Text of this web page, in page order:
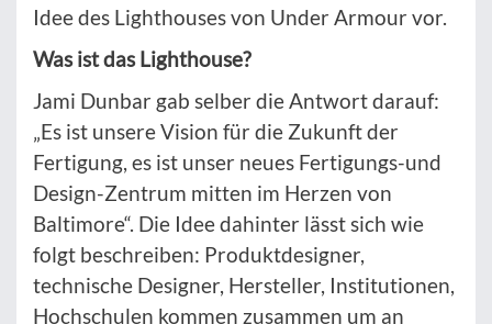
Idee des Lighthouses von Under Armour vor.
Was ist das Lighthouse?
Jami Dunbar gab selber die Antwort darauf:
„Es ist unsere Vision für die Zukunft der
Fertigung, es ist unser neues Fertigungs-und
Design-Zentrum mitten im Herzen von
Baltimore“. Die Idee dahinter lässt sich wie
folgt beschreiben: Produktdesigner,
technische Designer, Hersteller, Institutionen,
Hochschulen kommen zusammen um an